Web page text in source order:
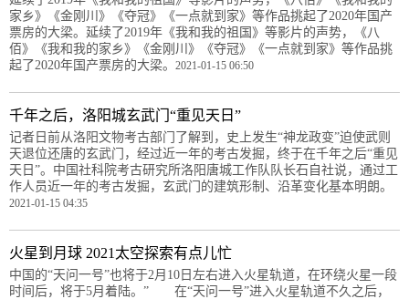
家乡》《金刚川》《夺冠》《一点就到家》等作品挑起了2020年国产
票房的大梁。延续了2019年《我和我的祖国》等影片的声势，《八
佰》《我和我的家乡》《金刚川》《夺冠》《一点就到家》等作品挑
起了2020年国产票房的大梁。 2021-01-15 06:50
千年之后，洛阳城玄武门“重见天日”
记者日前从洛阳文物考古部门了解到，史上发生“神龙政变”迫使武则
天退位还唐的玄武门，经过近一年的考古发掘，终于在千年之后“重见
天日”。中国社科院考古研究所洛阳唐城工作队队长石自社说，通过工
作人员近一年的考古发掘，玄武门的建筑形制、沿革变化基本明朗。
2021-01-15 04:35
火星到月球 2021太空探索有点儿忙
中国的“天问一号”也将于2月10日左右进入火星轨道，在环绕火星一段
时间后，将于5月着陆。” 在“天问一号”进入火星轨道不久之后，